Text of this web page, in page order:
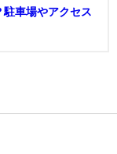
駐車場やアクセス